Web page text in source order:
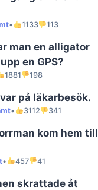
• 1133 113
man en alligator
en GPS?
1881 198
på läkarbesök.
• 3112 341
kom hem till
• 457 41
skrattade åt